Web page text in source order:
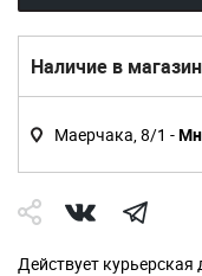
Наличие в
Маерчака, 8/1 -
Действует курьерская